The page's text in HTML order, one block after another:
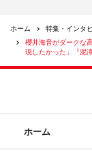
ホーム
特集・インタ
櫻井海音がダークな
現したかった」『泥
ホーム